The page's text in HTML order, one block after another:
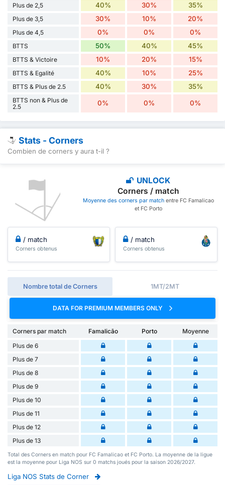
Plus de 2,5 40% 30% 35%
Plus de 3,5 30% 10% 20%
Plus de 4,5 0% 0% 0%
BTTS 50% 40% 45%
BTTS & Victoire 10% 20% 15%
BTTS & Egalité 40% 10% 25%
BTTS & Plus de 2.5 40% 30% 35%
BTTS non & Plus de
2.5
0% 0% 0%
Stats - Corners
Combien de corners y aura t-il ?
UNLOCK
Corners / match
Moyenne des corners par matchentre FC Famalicao
et FC Porto
/ match
Corners obtenus
/ match
Corners obtenus
Nombre total de Corners 1MT/2MT
DATA FOR PREMIUM MEMBERS ONLY
Corners par match Famalicão Porto
Moyenne
Plus de 6
Plus de 7
Plus de 8
Plus de 9
Plus de 10
Plus de 11
Plus de 12
Plus de 13
Total des Corners en match pour FC Famalicao et FC Porto. La moyenne de la ligue
est la moyenne pour Liga NOS sur 0 matchs joués pour la saison 2026/2027.
Liga NOS Stats de Corner